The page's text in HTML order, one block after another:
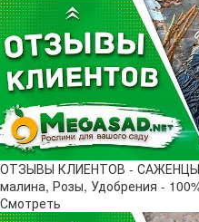
ОТЗЫВЫ КЛИЕНТОВ - САЖЕНЦЫ
малина, Розы, Удобрения -
Смотреть